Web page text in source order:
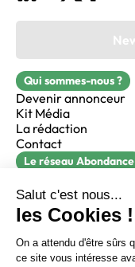
Sur LinkedIn
Qui sommes-nous ?
Devenir annonceur
Kit Média
La rédaction
Contact
Le réseau Abondance
Réacteur
alfie formation